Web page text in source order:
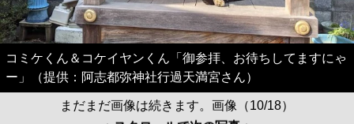
コミケくん＆コケイヤンくん「御参拝、お待ちしてますにゃ
ー」（提供：阿志都弥神社行過天満宮さん）
まだまだ画像は続きます。画像（10/18）